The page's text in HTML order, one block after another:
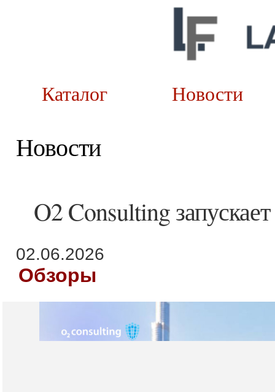
Каталог
Новости
O2 Consulting
02.06.2026
Обзоры